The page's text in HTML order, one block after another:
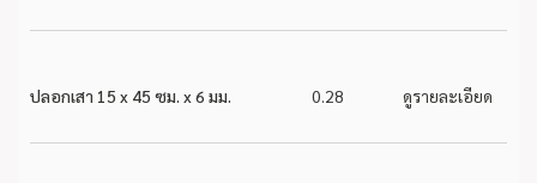
ปลอกเสา 15 x 45 ซม. x 6 มม. 0.28 ดูรายละเอียด